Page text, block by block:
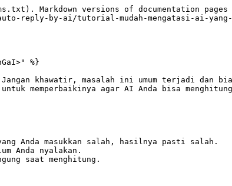
Markdown versions of documentation pages
reply-by-ai/tutorial-mudah-mengatasi-ai-yang-
%}
khawatir, masalah ini umum terjadi dan
memperbaikinya agar AI Anda bisa
Anda masukkan salah, hasilnya pasti salah.
Anda nyalakan.
saat menghitung.